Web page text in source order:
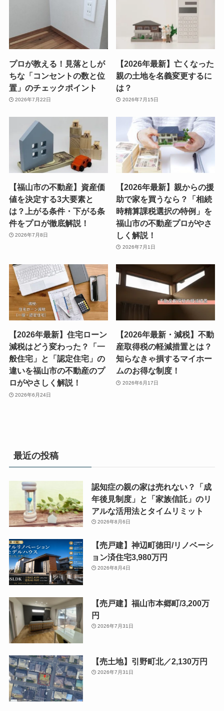
プロが教える！見落としが
ちな「コンセントの数と位
置」のチェックポイント
2026年7月22日
【2026年最新】亡くなった
親の土地を名義変更するに
は？
2026年7月15日
【福山市の不動産】資産価
値を決定する3大要素と
は？上がる条件・下がる条
件をプロが徹底解説！
2026年7月8日
【2026年最新】親からの援
助で家を買うなら？「相続
時精算課税選択の特例」を
福山市の不動産プロがやさ
しく解説！
2026年7月1日
【2026年最新】住宅ローン
減税はどう変わった？「一
般住宅」と「認定住宅」の
違いを福山市の不動産のプ
ロがやさしく解説！
2026年6月24日
【2026年最新・減税】不動
産取得税の軽減措置とは？
知らなきゃ損するマイホー
ムのお得な制度！
2026年6月17日
最近の投稿
認知症の親の家は売れない？「成
年後見制度」と「家族信託」のリ
アルな活用法とタイムリミット
2026年8月6日
【売戸建】神辺町徳田/リノベーシ
ョン済住宅3,980万円
2026年8月4日
【売戸建】福山市本郷町/3,200万
円
2026年7月31日
【売土地】引野町北／2,130万円
2026年7月31日